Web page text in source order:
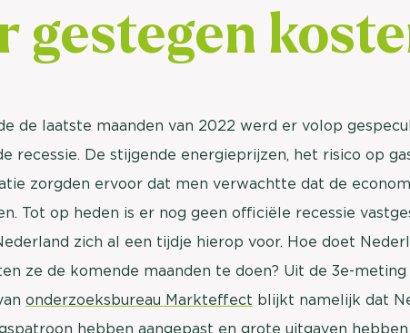
gestegen
de laatste maanden van 2022 werd er volop
recessie. De stijgende energieprijzen, het risico op
zorgden ervoor dat men verwachtte dat de
Tot op heden is er nog geen officiële recessie
zich al een tijdje hierop voor. Hoe doet
ze de komende maanden te doen? Uit de 3e-meting
onderzoeksbureau Markteffect blijkt namelijk dat
hebben aangepast en grote uitgaven